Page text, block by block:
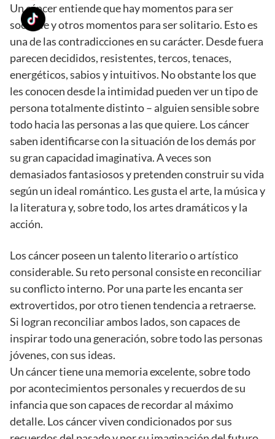
Un cáncer entiende que hay momentos para ser
sociable y otros momentos para ser solitario. Esto es
una de las contradicciones en su carácter. Desde fuera
parecen decididos, resistentes, tercos, tenaces,
energéticos, sabios y intuitivos. No obstante los que
les conocen desde la intimidad pueden ver un tipo de
persona totalmente distinto – alguien sensible sobre
todo hacia las personas a las que quiere. Los cáncer
saben identificarse con la situación de los demás por
su gran capacidad imaginativa. A veces son
demasiados fantasiosos y pretenden construir su vida
según un ideal romántico. Les gusta el arte, la música y
la literatura y, sobre todo, los artes dramáticos y la
acción.
Los cáncer poseen un talento literario o artístico
considerable. Su reto personal consiste en reconciliar
su conflicto interno. Por una parte les encanta ser
extrovertidos, por otro tienen tendencia a retraerse.
Si logran reconciliar ambos lados, son capaces de
inspirar todo una generación, sobre todo las personas
jóvenes, con sus ideas.
Un cáncer tiene una memoria excelente, sobre todo
por acontecimientos personales y recuerdos de su
infancia que son capaces de recordar al máximo
detalle. Los cáncer viven condicionados por sus